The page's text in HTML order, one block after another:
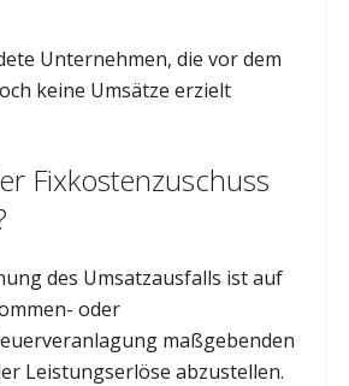
Unternehmen, die vor dem
keine Umsätze erzielt
Fixkostenzuschuss
des Umsatzausfalls ist auf
oder
maßgebenden
Leistungserlöse abzustellen.